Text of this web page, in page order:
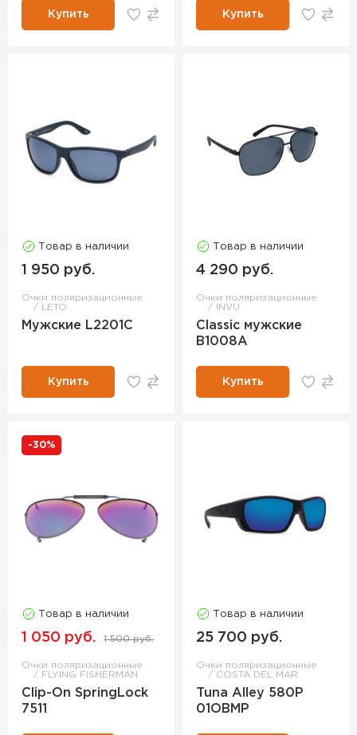
Купить Купить
Товар в наличии
1 950 руб.
Очки поляризационные
LETO
Мужские L2201C
Купить
Товар в наличии
4 290 руб.
Очки поляризационные
INVU
Classic мужские
B1008A
Купить
-30%
Товар в наличии
1 050 руб. 1 500 руб.
Очки поляризационные
FLYING FISHERMAN
Clip-On SpringLock
7511
Товар в наличии
25 700 руб.
Очки поляризационные
COSTA DEL MAR
Tuna Alley 580P
01OBMP